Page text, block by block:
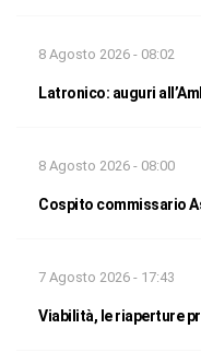
8 Agosto 2026 - 08:02
Latronico: auguri
8 Agosto 2026 - 08:00
Cospito commissario
7 Agosto 2026 - 17:43
Viabilità, le riaperture